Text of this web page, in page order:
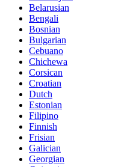
Belarusian
Bengali
Bosnian
Bulgarian
Cebuano
Chichewa
Corsican
Croatian
Dutch
Estonian
Filipino
Finnish
Frisian
Galician
Georgian